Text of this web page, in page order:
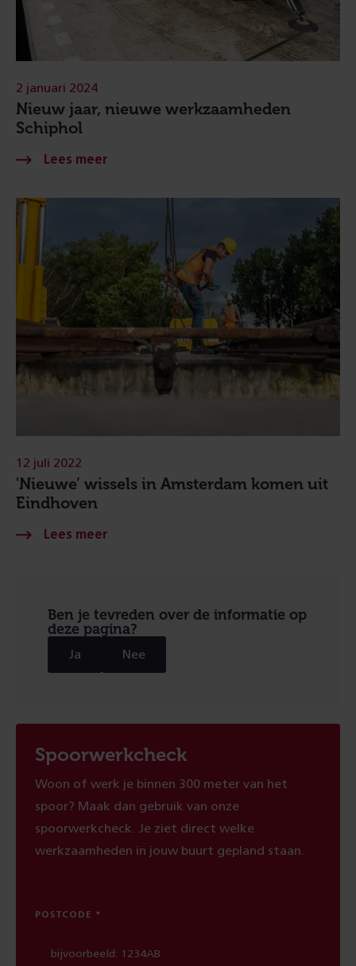
Nieuw jaar, nieuwe werkzaamheden
Schiphol
2 januari 2024
'Nieuwe’ wissels in Amsterdam komen uit
Eindhoven
12 juli 2022
Ben je tevreden over de informatie op
deze pagina?
Ja Nee
Spoorwerkcheck
Woon of werk je binnen 300 meter van het
spoor? Maak dan gebruik van onze
spoorwerkcheck. Je ziet direct welke
werkzaamheden in jouw buurt gepland staan.
POSTCODE